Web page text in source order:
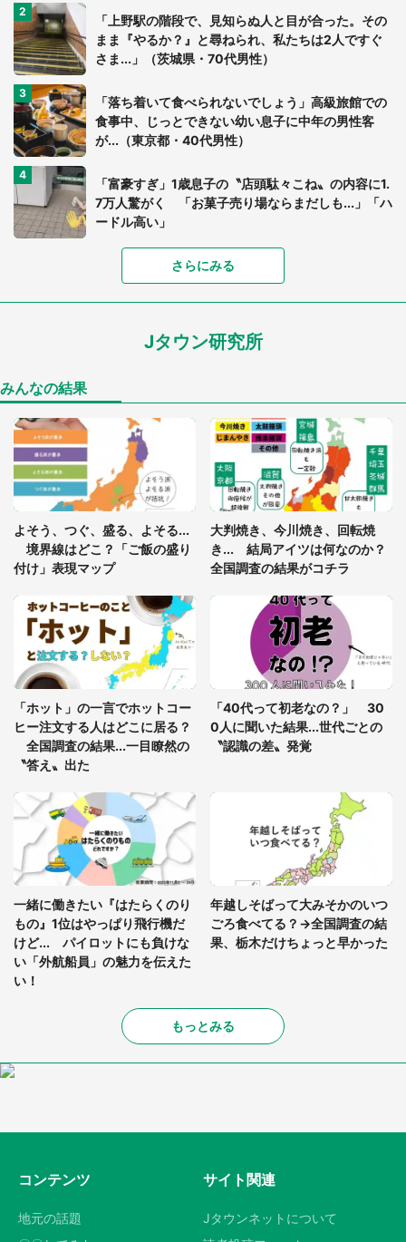
「上野駅の階段で、見知らぬ人と目が合った。その
まま『やるか？』と尋ねられ、私たちは2人ですぐ
さま...」（茨城県・70代男性）
「落ち着いて食べられないでしょう」高級旅館での
食事中、じっとできない幼い息子に中年の男性客
が...（東京都・40代男性）
「富豪すぎ」1歳息子の〝店頭駄々こね〟の内容に1.
7万人驚がく 「お菓子売り場ならまだしも...」「ハ
ードル高い」
あまりにも四角すぎる猫、激写される 「これもう
家に〝デカい蛾〟が居座り続けて3日間...ビビり続
「○○がない街に住んでいます」住人の呟きに30万
人驚がく 何が存在しないか、あなたはわかる？
「閉所恐怖症の私は新幹線で大パニック。隣席の青
年に『手を繋いで』とお願いしたら...」 体験談に
8万人感動
知らぬおじいさんがわざわざ声をかけてきて（兵庫
県・30代女性）
「ゾワゾワする」「本当に気持ち悪い」 道端でバ
グっちゃってた〝野生の野菜〟に6.5万人戦慄
さらにみる
Jタウン研究所
みんなの結果
よそう、つぐ、盛る、よそる...
境界線はどこ？「ご飯の盛り
付け」表現マップ
大判焼き、今川焼き、回転焼
き... 結局アイツは何なのか？
全国調査の結果がコチラ
「ホット」の一言でホットコー
ヒー注文する人はどこに居る？
全国調査の結果...一目瞭然の
〝答え〟出た
「40代って初老なの？」 30
0人に聞いた結果...世代ごとの
〝認識の差〟発覚
一緒に働きたい『はたらくのり
もの』1位はやっぱり飛行機だ
けど... パイロットにも負けな
い「外航船員」の魅力を伝えた
い！
年越しそばって大みそかのいつ
ごろ食べてる？→全国調査の結
果、栃木だけちょっと早かった
もっとみる
コンテンツ
地元の話題
サイト関連
Jタウンネットについて